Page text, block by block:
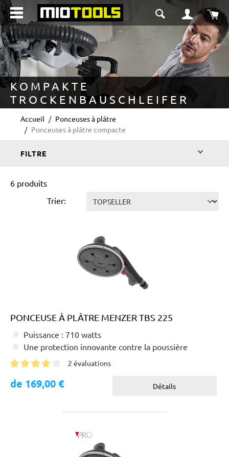
principal
KOMPAKTE
TROCKENBAUSCHLEIFER
Accueil
Ponceuses à plâtre
Ponceuses à plâtre compacte
FILTRE
6 produits
Trier:
PONCEUSE À PLÂTRE MENZER TBS 225
Puissance : 710 watts
Une protection innovante contre la poussière
2 évaluations
de 169,00 € Détails